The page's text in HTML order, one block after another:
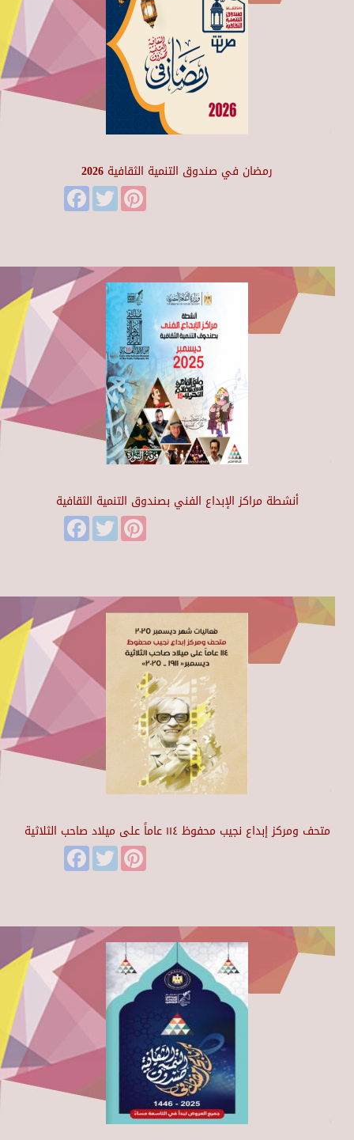
رمضان في صندوق التنمية الثقافية 2026
FacebookTwitter
أنشطة مراكز الإبداع الفني بصندوق التنمية الثقافية
FacebookTwitter
متحف ومركز إبداع نجيب محفوظ ١١٤ عاماً على ميلاد صاحب الثلاثية
FacebookTwitter